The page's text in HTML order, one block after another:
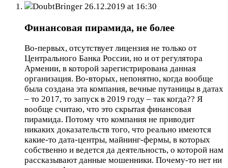
DoubtBringer 26.12.2019 at 16:30
Финансовая пирамида, не более
Во-первых, отсутствует лицензия не только от
Центрального Банка России, но и от регулятора
Армении, в которой зарегистрирована данная
организация. Во-вторых, непонятно, когда вообще
была создана эта компания, вечные путаницы в датах
– то 2017, то запуск в 2019 году – так когда?? Я
вообще считаю, что это скрытая финансовая
пирамида. Потому что компания не приводит
никаких доказательств того, что реально имеются
какие-то дата-центры, майнинг-фермы, в которых
собственно и ведется да деятельность, о которой нам
рассказывают данные мошенники. Почему-то нет ни